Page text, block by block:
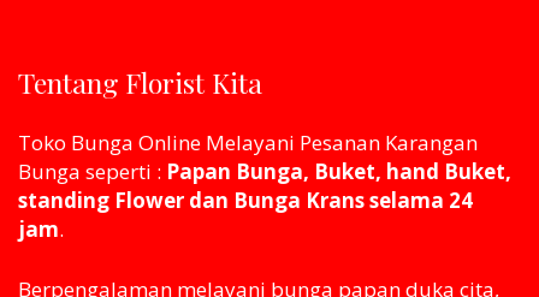
Tentang Florist Kita
Toko Bunga Online Melayani Pesanan Karangan
Bunga seperti : Papan Bunga, Buket, hand Buket,
standing Flower dan Bunga Krans selama 24
jam.
Berpengalaman melayani bunga papan duka cita,